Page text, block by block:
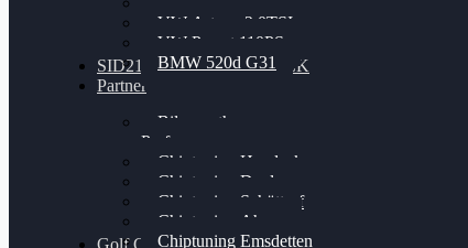
VW Arteon 2.0TSI
VW Passat 110PS
BMW 520d G31
SID212 / 212EVO UNLOCK
Partner
Bilgenroth
Performance
Chiptuning Herzlacke
Chiptuning Duelmen
Chiptuning Schüttorf
Chiptuning Ahaus
Chiptuning Emsdetten
Golf Gewinnspiel